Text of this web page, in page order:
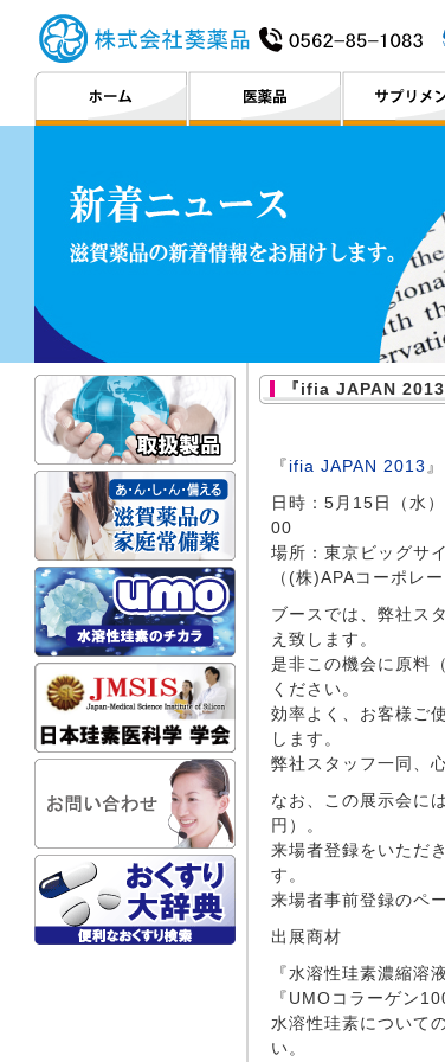
『ifia JAPAN
『ifia JAPAN 2013
日時：5月15日（水
00
場所：東京ビッグサ
（(株)APAコーポレ
ブースでは、弊社ス
え致します。
是非この機会に原料
ください。
効率よく、お客様ご
します。
弊社スタッフ一同、
なお、この展示会に
円）。
来場者登録をいただ
す。
来場者事前登録のペ
出展商材
『水溶性珪素濃縮溶
『UMOコラーゲン
水溶性珪素について
い。